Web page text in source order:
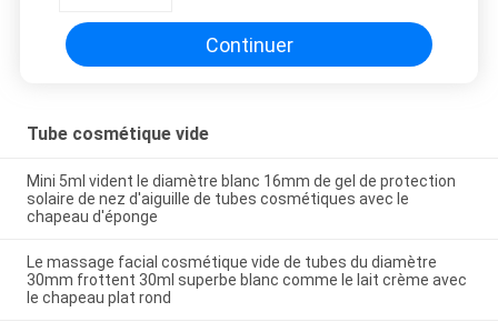
Continuer
Tube cosmétique vide
Mini 5ml vident le diamètre blanc 16mm de gel de protection
solaire de nez d'aiguille de tubes cosmétiques avec le
chapeau d'éponge
Le massage facial cosmétique vide de tubes du diamètre
30mm frottent 30ml superbe blanc comme le lait crème avec
le chapeau plat rond